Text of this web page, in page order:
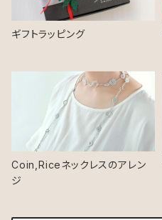
ギフトラッピング
Coin,Riceネックレスのアレン
ジ